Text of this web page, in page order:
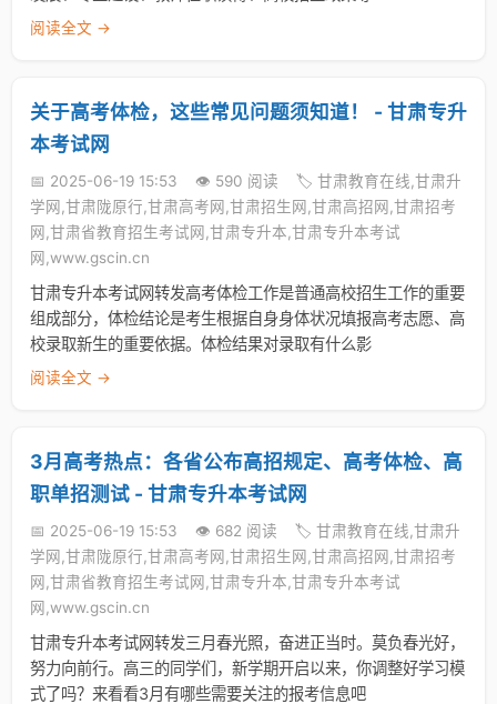
阅读全文 →
关于高考体检，这些常见问题须知道！ - 甘肃专升
本考试网
📅 2025-06-19 15:53 👁️ 590 阅读
🏷️ 甘肃教育在线,甘肃升
学网,甘肃陇原行,甘肃高考网,甘肃招生网,甘肃高招网,甘肃招考
网,甘肃省教育招生考试网,甘肃专升本,甘肃专升本考试
网,www.gscin.cn
甘肃专升本考试网转发高考体检工作是普通高校招生工作的重要
组成部分，体检结论是考生根据自身身体状况填报高考志愿、高
校录取新生的重要依据。体检结果对录取有什么影
阅读全文 →
3月高考热点：各省公布高招规定、高考体检、高
职单招测试 - 甘肃专升本考试网
📅 2025-06-19 15:53 👁️ 682 阅读
🏷️ 甘肃教育在线,甘肃升
学网,甘肃陇原行,甘肃高考网,甘肃招生网,甘肃高招网,甘肃招考
网,甘肃省教育招生考试网,甘肃专升本,甘肃专升本考试
网,www.gscin.cn
甘肃专升本考试网转发三月春光照，奋进正当时。莫负春光好，
努力向前行。高三的同学们，新学期开启以来，你调整好学习模
式了吗？来看看3月有哪些需要关注的报考信息吧